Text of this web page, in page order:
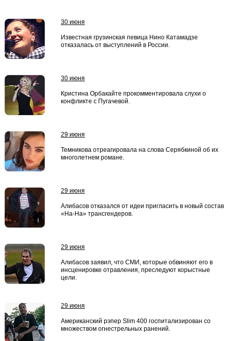
30 июня
Известная грузинская певица Нино Катамадзе
отказалась от выступлений в России.
30 июня
Кристина Орбакайте прокомментировала слухи о
конфликте с Пугачевой.
29 июня
Темникова отреагировала на слова Серябкиной об их
многолетнем романе.
29 июня
Алибасов отказался от идеи пригласить в новый состав
«На-На» трансгендеров.
29 июня
Алибасов заявил, что СМИ, которые обвиняют его в
инсценировке отравления, преследуют корыстные
цели.
29 июня
Американский рэпер Slim 400 госпитализирован со
множеством огнестрельных ранений.